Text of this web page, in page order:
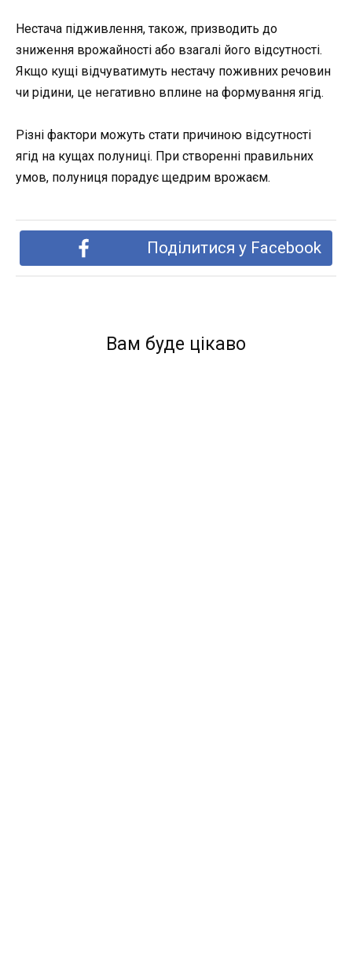
Нестача підживлення, також, призводить до
зниження врожайності або взагалі його відсутності.
Якщо кущі відчуватимуть нестачу поживних речовин
чи рідини, це негативно вплине на формування ягід.
Різні фактори можуть стати причиною відсутності
ягід на кущах полуниці. При створенні правильних
умов, полуниця порадує щедрим врожаєм.
Поділитися у Facebook
Вам буде цікаво